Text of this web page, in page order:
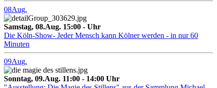
08Aug.
Samstag, 08.Aug. 15:00 - Uhr
Die Köln-Show- Jeder Mensch kann Kölner werden - in nur 60
Minuten
09Aug.
Sonntag, 09.Aug. 11:00 - 14:00 Uhr